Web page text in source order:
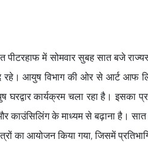
में सोमवार सुबह सात बजे
रहे। आयुष विभाग की ओर से आर्ट आफ
कार्यक्रम चला रहा है। इसका
और काउंसिलिंग के माध्यम से बढ़ाना है।
का आयोजन किया गया, जिसमें